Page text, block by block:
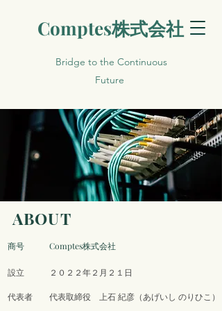
Comptes株式会社
Bridge to the Continuous
Future
ABOUT
​商号 Comptes株式会社
設立 ２０２２年２月２１日
代表者 代表取締役 上石 紀彦 ​（あげいし のりひこ）